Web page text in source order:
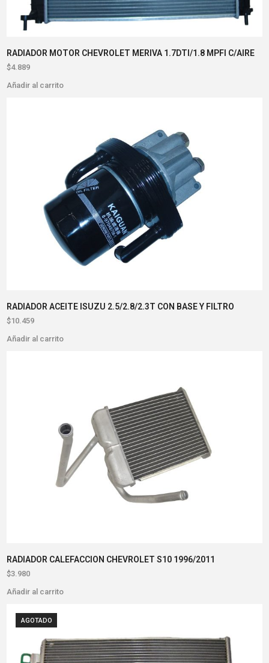
RADIADOR MOTOR CHEVROLET MERIVA 1.7DTI/1.8 MPFI C/AIRE
$4.889
Añadir al carrito
RADIADOR ACEITE ISUZU 2.5/2.8/2.3T CON BASE Y FILTRO
$10.459
Añadir al carrito
RADIADOR CALEFACCION CHEVROLET S10 1996/2011
$3.980
Añadir al carrito
AGOTADO